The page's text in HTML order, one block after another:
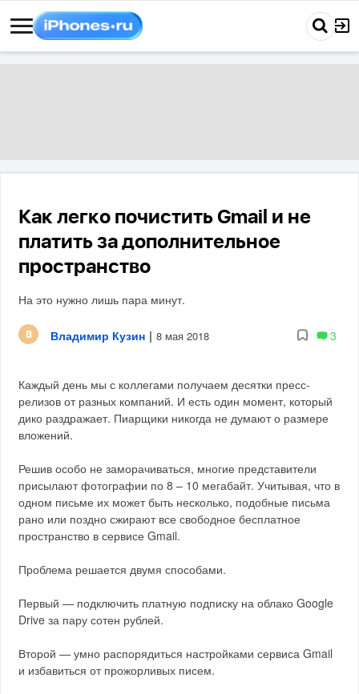
Как легко почистить Gmail и не
платить за дополнительное
пространство
На это нужно лишь пара минут.
Владимир Кузин | 8 мая 2018 3
Каждый день мы с коллегами получаем десятки пресс-
релизов от разных компаний. И есть один момент, который
дико раздражает. Пиарщики никогда не думают о размере
вложений.
Решив особо не заморачиваться, многие представители
присылают фотографии по 8 – 10 мегабайт. Учитывая, что в
одном письме их может быть несколько, подобные письма
рано или поздно сжирают все свободное бесплатное
пространство в сервисе Gmail.
Проблема решается двумя способами.
Первый — подключить платную подписку на облако Google
Drive за пару сотен рублей.
Второй — умно распорядиться настройками сервиса Gmail
и избавиться от прожорливых писем.